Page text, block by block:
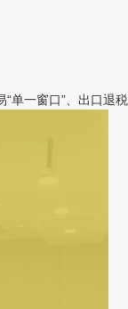
一窗口”、出口退